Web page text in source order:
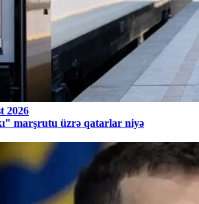
2026
marşrutu üzrə qatarlar niyə